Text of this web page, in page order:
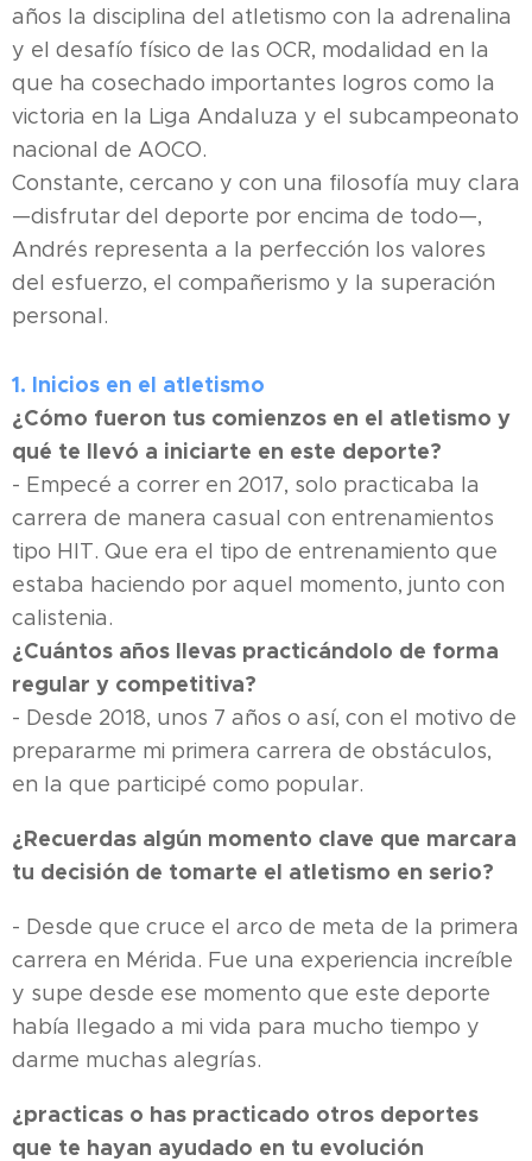
años la disciplina del atletismo con la adrenalina
y el desafío físico de las OCR, modalidad en la
que ha cosechado importantes logros como la
victoria en la Liga Andaluza y el subcampeonato
nacional de AOCO.
Constante, cercano y con una filosofía muy clara
—disfrutar del deporte por encima de todo—,
Andrés representa a la perfección los valores
del esfuerzo, el compañerismo y la superación
personal.
1. Inicios en el atletismo
¿Cómo fueron tus comienzos en el atletismo y
qué te llevó a iniciarte en este deporte?
- Empecé a correr en 2017, solo practicaba la
carrera de manera casual con entrenamientos
tipo HIT. Que era el tipo de entrenamiento que
estaba haciendo por aquel momento, junto con
calistenia.
¿Cuántos años llevas practicándolo de forma
regular y competitiva?
- Desde 2018, unos 7 años o así, con el motivo de
prepararme mi primera carrera de obstáculos,
en la que participé como popular.
¿Recuerdas algún momento clave que marcara
tu decisión de tomarte el atletismo en serio?
- Desde que cruce el arco de meta de la primera
carrera en Mérida. Fue una experiencia increíble
y supe desde ese momento que este deporte
había llegado a mi vida para mucho tiempo y
darme muchas alegrías.
¿practicas o has practicado otros deportes
que te hayan ayudado en tu evolución